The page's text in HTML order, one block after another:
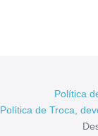
Política
Política de Troca,